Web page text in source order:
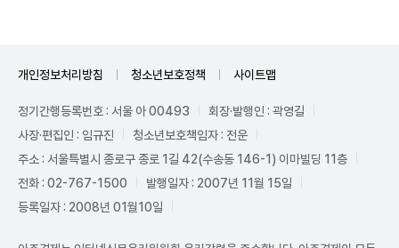
개인정보처리방침 청소년보호정책 사이트맵
정기간행등록번호 : 서울 아 00493
회장·발행인 : 곽영길
사장·편집인 : 임규진
청소년보호책임자 : 전운
주소 : 서울특별시 종로구 종로 1길 42(수송동 146-1) 이마빌딩 11층
전화 : 02-767-1500
발행일자 : 2007년 11월 15일
등록일자 : 2008년 01월10일